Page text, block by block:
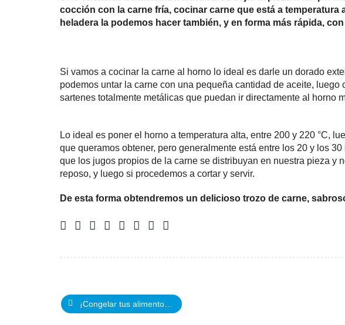
cocción con la carne fría, cocinar carne que está a
heladera la podemos hacer también, y en forma más rápida,
Si vamos a cocinar la carne al horno lo ideal es darle un dorado
podemos untar la carne con una pequeña cantidad de aceite,
sartenes totalmente metálicas que puedan ir directamente al horno
Lo ideal es poner el horno a temperatura alta, entre 200 y 220 °C,
que queramos obtener, pero generalmente está entre los 20 y los
que los jugos propios de la carne se distribuyan en nuestra pieza y
reposo, y luego si procedemos a cortar y servir.
De esta forma obtendremos un delicioso trozo de carne,
¡Congelar tus alimentos es simple y sano siguiendo estos consejos!